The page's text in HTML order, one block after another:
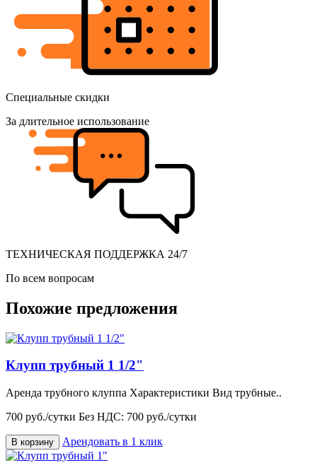
Специальные скидки
За длительное использование
ТЕХНИЧЕСКАЯ ПОДДЕРЖКА 24/7
По всем вопросам
Похожие предложения
Клупп трубный 1 1/2"
Аренда трубного клуппа Характеристики Вид трубные..
700 руб./сутки Без НДС: 700 руб./сутки
В корзину Арендовать в 1 клик